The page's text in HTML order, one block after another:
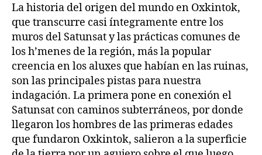
La historia del origen del mundo en Oxkintok,
que transcurre casi íntegramente entre los
muros del Satunsat y las prácticas comunes de
los h’menes de la región, más la popular
creencia en los aluxes que habían en las ruinas,
son las principales pistas para nuestra
indagación. La primera pone en conexión el
Satunsat con caminos subterráneos, por donde
llegaron los hombres de las primeras edades
que fundaron Oxkintok, salieron a la superficie